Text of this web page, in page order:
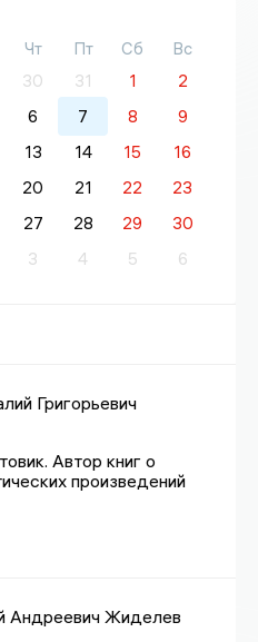
Чт Пт Сб
Вс
30 31 1
2
6 7 8
9
13 14 15
16
20 21 22
23
27 28 29
30
3 4 5 6
Григорьевич
Автор книг о
произведений
Андреевич Жиделев